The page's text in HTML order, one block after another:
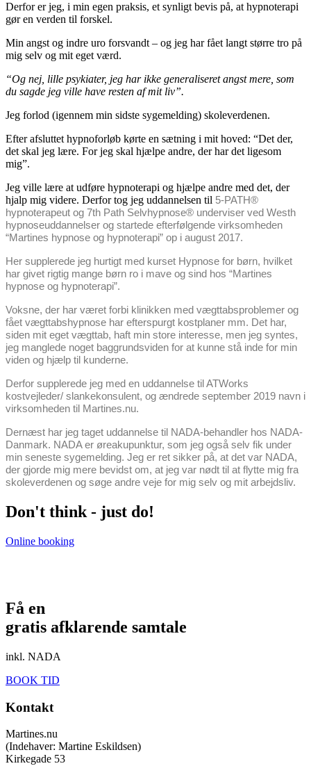
Derfor er jeg, i min egen praksis, et synligt bevis på, at hypnoterapi
gør en verden til forskel.
Min angst og indre uro forsvandt – og jeg har fået langt større tro på
mig selv og mit eget værd.
“Og nej, lille psykiater, jeg har ikke generaliseret angst mere, som
du sagde jeg ville have resten af mit liv”.
Jeg forlod (igennem min sidste sygemelding) skoleverdenen.
Efter afsluttet hypnoforløb kørte en sætning i mit hoved: “Det der,
det skal jeg lære. For jeg skal hjælpe andre, der har det ligesom
mig”.
Jeg ville lære at udføre hypnoterapi og hjælpe andre med det, der
hjalp mig videre. Derfor tog jeg uddannelsen til 5-PATH®
hypnoterapeut og 7th Path Selvhypnose® underviser ved Westh
hypnoseuddannelser og startede efterfølgende virksomheden
“Martines hypnose og hypnoterapi” op i august 2017.
Her supplerede jeg hurtigt med kurset Hypnose for børn, hvilket
har givet rigtig mange børn ro i mave og sind hos “Martines
hypnose og hypnoterapi”.
Voksne, der har været forbi klinikken med vægttabsproblemer og
fået vægttabshypnose har efterspurgt kostplaner mm. Det har,
siden mit eget vægttab, haft min store interesse, men jeg syntes,
jeg manglede noget baggrundsviden for at kunne stå inde for min
viden og hjælp til kunderne.
Derfor supplerede jeg med en uddannelse til ATWorks
kostvejleder/ slankekonsulent, og ændrede september 2019 navn i
virksomheden til Martines.nu.
Dernæst har jeg taget uddannelse til NADA-behandler hos NADA-
Danmark. NADA er øreakupunktur, som jeg også selv fik under
min seneste sygemelding. Jeg er ret sikker på, at det var NADA,
der gjorde mig mere bevidst om, at jeg var nødt til at flytte mig fra
skoleverdenen og søge andre veje for mig selv og mit arbejdsliv.
Don't think - just do!
Online booking
Få en
gratis afklarende samtale
inkl. NADA
BOOK TID
Kontakt
Martines.nu
(Indehaver: Martine Eskildsen)
Kirkegade 53